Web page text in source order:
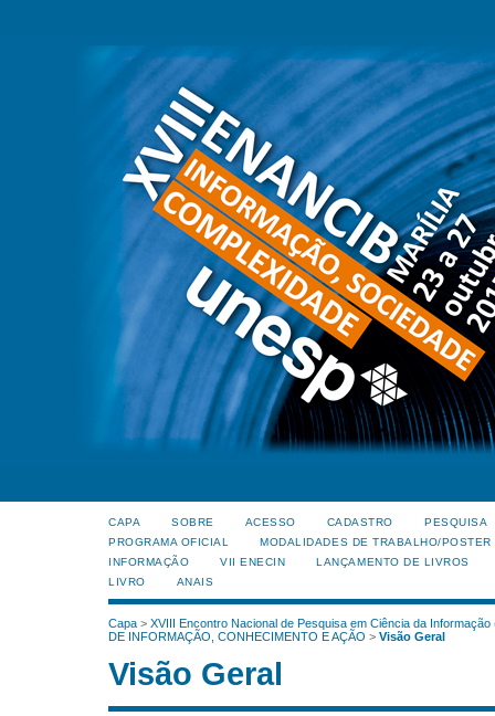
CAPA SOBRE ACESSO CADASTRO
PESQUISA
PROGRAMA OFICIAL
MODALIDADES DE TRABALHO/POSTER
INFORMAÇÃO
VII ENECIN
LANÇAMENTO DE LIVROS
LIVRO
ANAIS
Capa > XVIII Encontro Nacional de Pesquisa em Ciência da Informação
DE INFORMAÇÃO, CONHECIMENTO E AÇÃO > Visão Geral
Visão Geral